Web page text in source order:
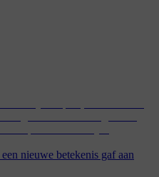
nieuwe betekenis gaf aan